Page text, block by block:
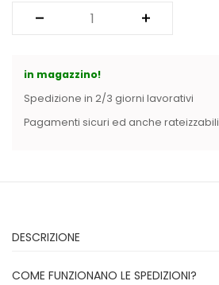
in magazzino!
Spedizione in 2/3 giorni lavorativi
Pagamenti sicuri ed anche rateizzabili
DESCRIZIONE
COME FUNZIONANO LE SPEDIZIONI?